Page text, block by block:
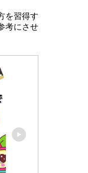
を習得す
考にさせ